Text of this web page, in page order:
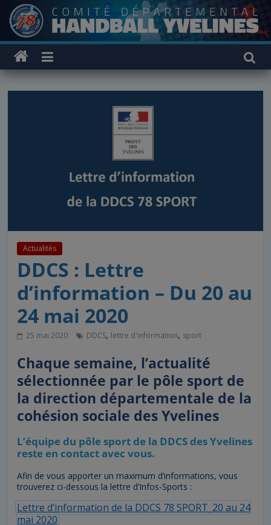
Passer
au
contenu
Actualités
DDCS : Lettre
d’information – Du 20 au
24 mai 2020
25 mai 2020 DDCS, lettre d'information, sport
Chaque semaine, l’actualité
sélectionnée par le pôle sport de
la direction départementale de la
cohésion sociale des Yvelines
L’équipe du pôle sport de la DDCS des Yvelines
reste en contact avec vous.
Afin de vous apporter un maximum d’informations, vous
trouverez ci-dessous la lettre d’Infos-Sports :
Lettre d’information de la DDCS 78 SPORT_20 au 24
mai 2020